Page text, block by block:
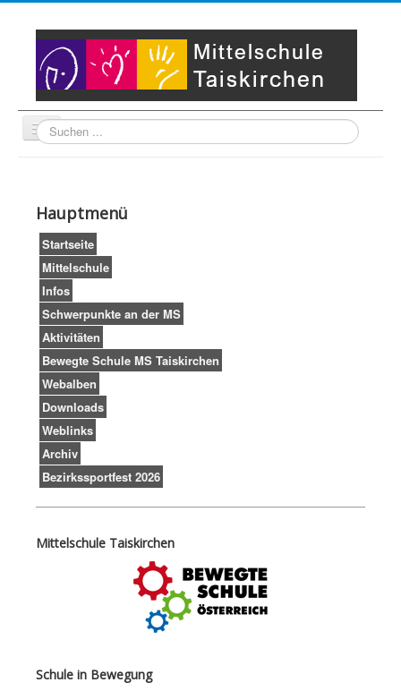
Suche
Impressum
Hauptmenü
Startseite
Mittelschule
Infos
Schwerpunkte an der MS
Aktivitäten
Bewegte Schule MS Taiskirchen
Webalben
Downloads
Weblinks
Archiv
Bezirkssportfest 2026
Mittelschule Taiskirchen
Schule in Bewegung